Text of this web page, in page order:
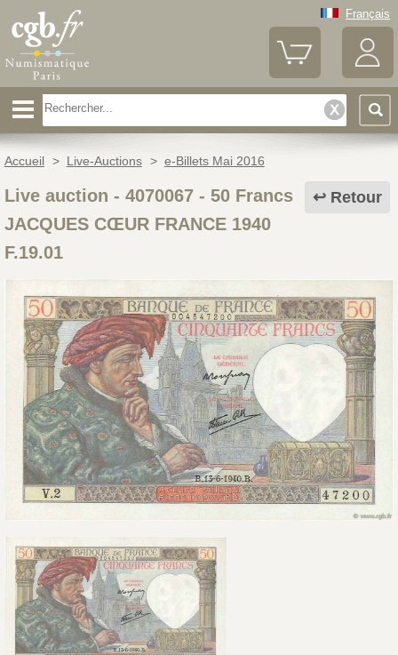
Français
Accueil > Live-Auctions > e-Billets Mai 2016
Retour
Live auction - 4070067- 50 Francs
JACQUES CŒUR FRANCE 1940
F.19.01